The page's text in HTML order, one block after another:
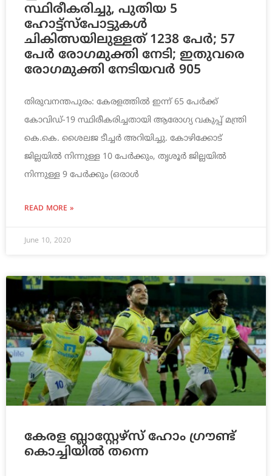
സ്ഥിരീകരിച്ചു, പുതിയ 5
ഹോട്ട്സ്പോട്ടുകൾ
ചികിത്സയിലുള്ളത് 1238 പേര്‍; 57
പേര്‍ രോഗമുക്തി നേടി; ഇതുവരെ
രോഗമുക്തി നേടിയവര്‍ 905
തിരുവനന്തപുരം: കേരളത്തില്‍ ഇന്ന് 65 പേര്‍ക്ക്
കോവിഡ്-19 സ്ഥിരീകരിച്ചതായി ആരോഗ്യ വകുപ്പ് മന്ത്രി
കെ.കെ. ശൈലജ ടീച്ചര്‍ അറിയിച്ചു. കോഴിക്കോട്
ജില്ലയില്‍ നിന്നുള്ള 10 പേര്‍ക്കും, തൃശൂര്‍ ജില്ലയില്‍
നിന്നുള്ള 9 പേര്‍ക്കും (ഒരാള്‍
READ MORE »
June 10, 2020
കേരള ബ്ലാസ്റ്റേഴ്‌സ് ഹോം ഗ്രൗണ്ട്
കൊച്ചിയിൽ തന്നെ